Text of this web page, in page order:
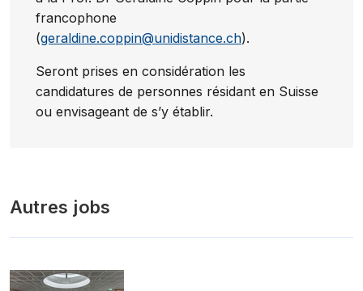
francophone
(geraldine.coppin@unidistance.ch).
Seront prises en considération les
candidatures de personnes résidant en Suisse
ou envisageant de s’y établir.
Autres jobs